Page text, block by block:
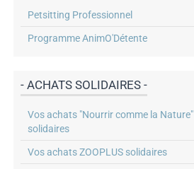
Petsitting Professionnel
Programme AnimO'Détente
- ACHATS SOLIDAIRES -
Vos achats "Nourrir comme la Nature"
solidaires
Vos achats ZOOPLUS solidaires